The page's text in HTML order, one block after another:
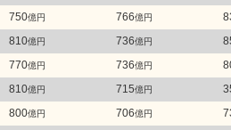
750億円 766億円
810億円 736億円
770億円 736億円
810億円 715億円
800億円 706億円